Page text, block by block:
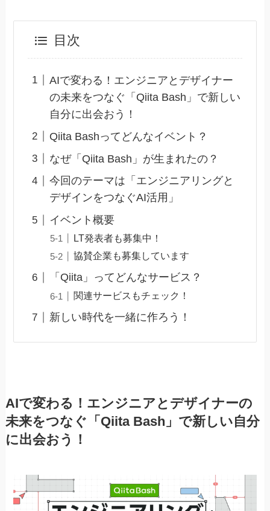
目次
AIで変わる！エンジニアとデザイナー
の未来をつなぐ「Qiita Bash」で新しい
自分に出会おう！
Qiita Bashってどんなイベント？
なぜ「Qiita Bash」が生まれたの？
今回のテーマは「エンジニアリングと
デザインをつなぐAI活用」
イベント概要
LT発表者も募集中！
協賛企業も募集しています
「Qiita」ってどんなサービス？
関連サービスもチェック！
新しい時代を一緒に作ろう！
AIで変わる！エンジニアとデザイナーの
未来をつなぐ「Qiita Bash」で新しい自分
に出会おう！